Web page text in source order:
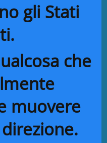
gli Stati
che
muovere